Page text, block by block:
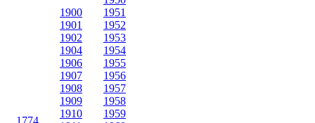
1900
1901
1902
1904
1906
1907
1908
1909
1910
1951
1952
1953
1954
1955
1956
1957
1958
1959